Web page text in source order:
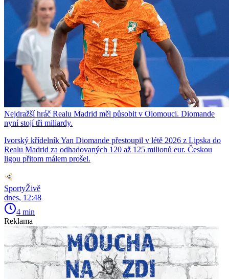
Nejdražší hráč Realu Madrid měl působit v Olomouci. Diomande
nyní stojí tři miliardy.
Ivorský křídelník Yan Diomande přestoupil v létě 2026 z Lipska do
Realu Madrid za odhadovaných 120 až 125 milionů eur. Českou
ligou přitom málem prošel.
SportyŽivě
dnes, 12:48
4 min
Reklama